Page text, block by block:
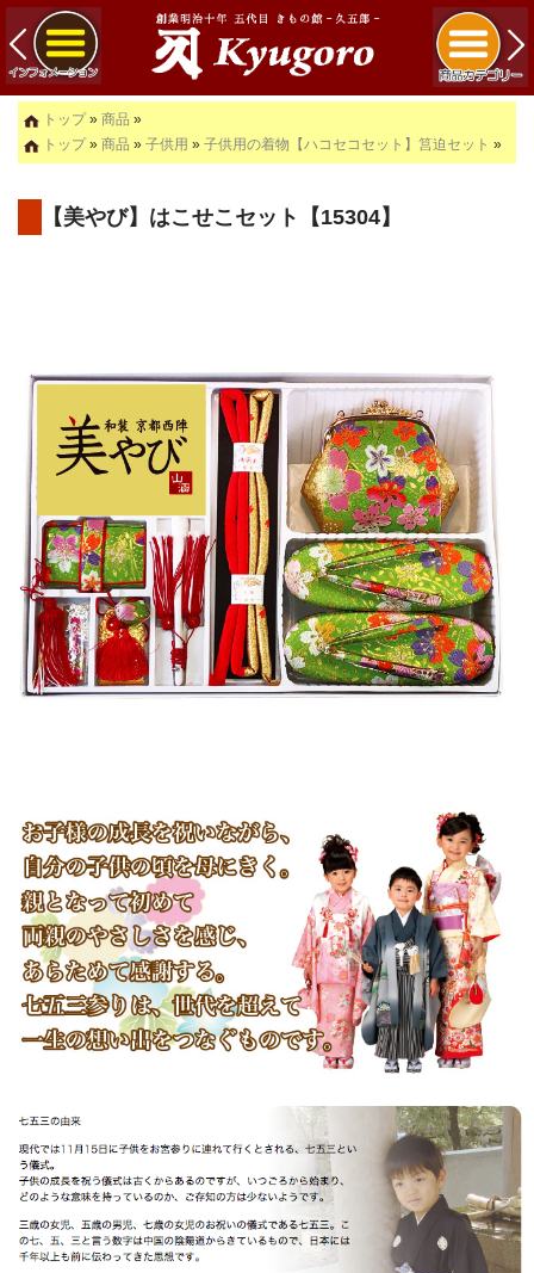
トップ» 商品 »
トップ» 商品 » 子供用 » 子供用の着物【ハコセコセット】筥迫セット »
【美やび】はこせこセット【15304】